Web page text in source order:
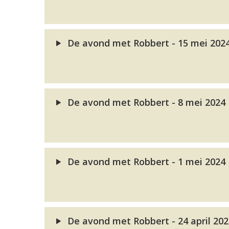
De avond met Robbert - 15 mei
De avond met Robbert - 8 mei 2024
De avond met Robbert - 1 mei 2024
De avond met Robbert - 24 april